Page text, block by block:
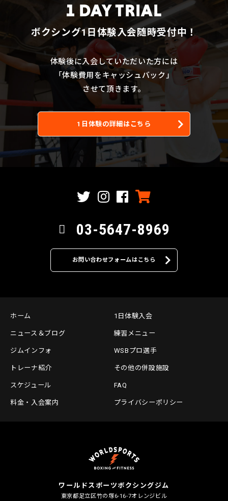
1 DAY TRIAL
ボクシング1日体験入会随時受付中！
体験後に入会していただいた方には
「体験費用をキャッシュバック」
させて頂きます。
1日体験の詳細はこちら
03-5647-8969
お問い合わせフォームはこちら
ホーム 1日体験入会
ニュース＆ブログ 練習メニュー
ジムインフォ WSBプロ選手
トレーナ紹介 その他の併設施設
スケジュール FAQ
料金・入会案内 プライバシーポリシー
ワールドスポーツボクシングジム
東京都足立区竹の塚6-16-7オレンジビル